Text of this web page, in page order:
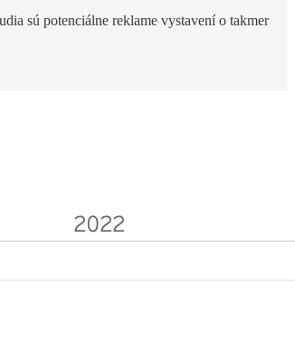
sú potenciálne reklame vystavení o takmer